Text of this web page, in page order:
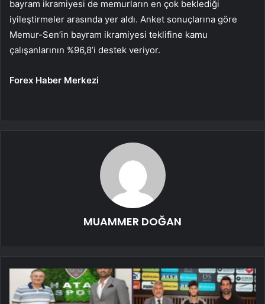
bayram ikramiyesi de memurların en çok beklediği
iyileştirmeler arasında yer aldı. Anket sonuçlarına göre
Memur-Sen’in bayram ikramiyesi teklifine kamu
çalışanlarının %96,8’i destek veriyor.
Forex Haber Merkezi
MUAMMER DOĞAN